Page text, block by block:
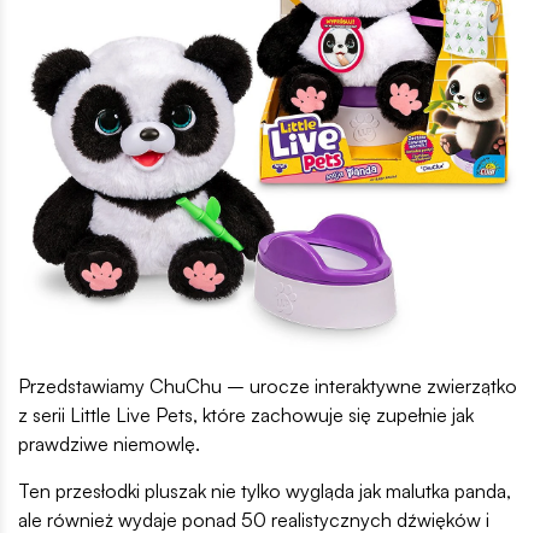
Przedstawiamy ChuChu – urocze interaktywne zwierzątko
z serii Little Live Pets, które zachowuje się zupełnie jak
prawdziwe niemowlę.
Ten przesłodki pluszak nie tylko wygląda jak malutka panda,
ale również wydaje ponad 50 realistycznych dźwięków i